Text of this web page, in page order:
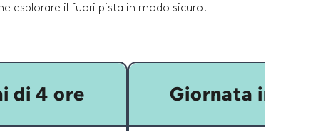
esplorare il fuori pista in modo sicuro.
di 4 ore Giornata intera